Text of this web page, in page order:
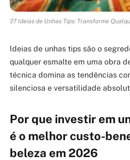
27 Ideias de Unhas Tips: Transforme
Ideias de unhas tips são o
qualquer esmalte em uma obra
técnica domina as tendências
silenciosa e versatilidade
Por que investir em
é o melhor custo-
beleza em 2026